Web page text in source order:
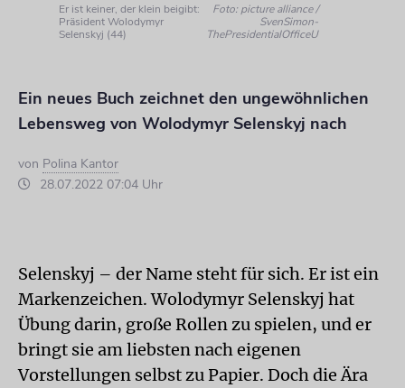
Er ist keiner, der klein beigibt:
Präsident Wolodymyr
Selenskyj (44)
Foto: picture alliance /
SvenSimon-
ThePresidentialOfficeU
Ein neues Buch zeichnet den ungewöhnlichen
Lebensweg von Wolodymyr Selenskyj nach
von Polina Kantor
28.07.2022 07:04 Uhr
Selenskyj – der Name steht für sich. Er ist ein
Markenzeichen. Wolodymyr Selenskyj hat
Übung darin, große Rollen zu spielen, und er
bringt sie am liebsten nach eigenen
Vorstellungen selbst zu Papier. Doch die Ära